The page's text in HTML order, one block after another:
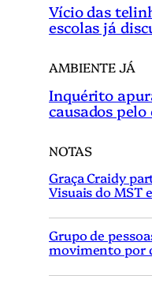
Vício das
escolas já
AMBIENTE JÁ
Inquérito
causados
NOTAS
Graça Craidy
Visuais do MST
Grupo de
movimento por